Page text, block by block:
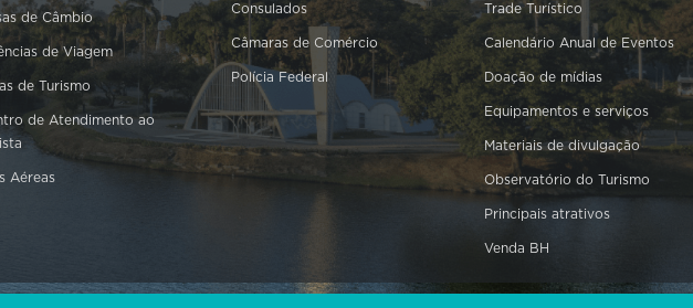
de Câmbio
de Viagem
de Turismo
de Atendimento ao
Aéreas
Consulados
Câmaras de Comércio
Polícia Federal
Trade Turístico
Calendário Anual de Eventos
Doação de mídias
Equipamentos e serviços
Materiais de divulgação
Observatório do Turismo
Principais atrativos
Venda BH